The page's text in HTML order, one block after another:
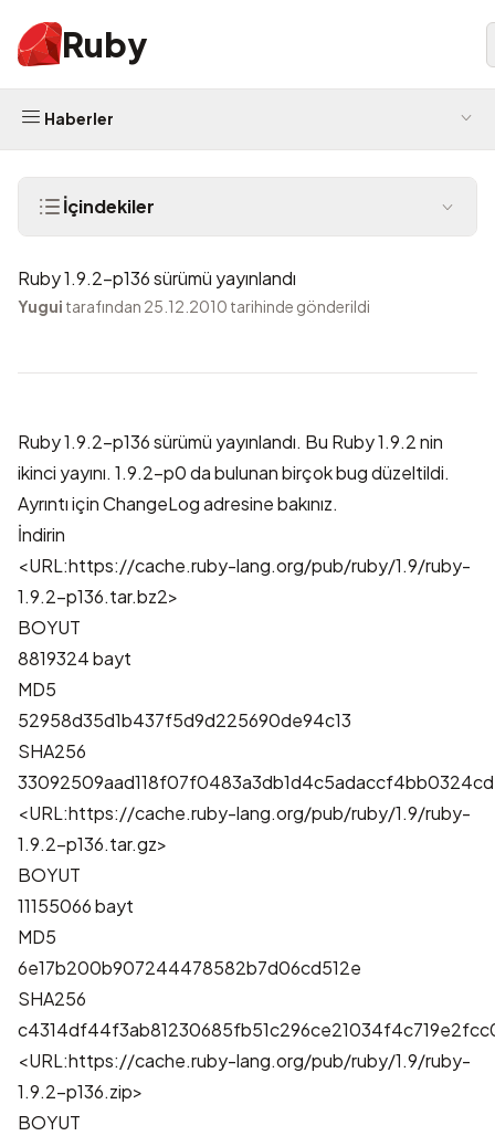
Ruby
Haberler
İçindekiler
Ruby 1.9.2-p136 sürümü yayınlandı
Yugui tarafından 25.12.2010 tarihinde gönderildi
Ruby 1.9.2-p136 sürümü yayınlandı. Bu Ruby 1.9.2 nin
ikinci yayını. 1.9.2-p0 da bulunan birçok bug düzeltildi.
Ayrıntı içinChangeLogadresine bakınız.
İndirin
<URL:https://cache.ruby-lang.org/pub/ruby/1.9/ruby-
1.9.2-p136.tar.bz2>
BOYUT
8819324 bayt
MD5
52958d35d1b437f5d9d225690de94c13
SHA256
<URL:https://cache.ruby-lang.org/pub/ruby/1.9/ruby-
1.9.2-p136.tar.gz>
BOYUT
11155066 bayt
MD5
6e17b200b907244478582b7d06cd512e
SHA256
<URL:https://cache.ruby-lang.org/pub/ruby/1.9/ruby-
1.9.2-p136.zip>
BOYUT